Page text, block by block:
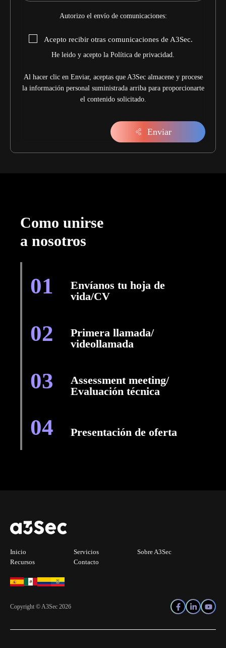
Autorizo el envío de comunicaciones:
Acepto recibir otras comunicaciones de A3Sec.
He leido y acepto la Política de privacidad
Al hacer clic en Enviar, aceptas que A3Sec almacene y procese
la información personal suministrada arriba para proporcionarte
el contenido solicitado.
Como unirse
a nosotros
01
Envíanos tu hoja de
vida/CV
02
Primera llamada/
videollamada
03
Assessment meeting/
Evaluación técnica
04 Presentación de oferta
Inicio Servicios
Sobre A3Sec
Recursos
Contacto
Copyright © A3Sec 2026